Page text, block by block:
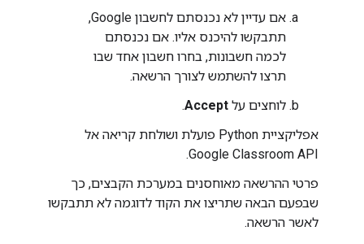
אם עדיין לא נכנסתם לחשבון Google,
תתבקשו להיכנס אליו. אם נכנסתם
לכמה חשבונות, בחרו חשבון אחד שבו
תרצו להשתמש לצורך הרשאה.
לוחצים על Accept
.
אפליקציית Python פועלת ושולחת קריאה אל
Google Classroom API.
פרטי ההרשאה מאוחסנים במערכת הקבצים, כך
שבפעם הבאה שתריצו את הקוד לדוגמה לא תתבקשו
לאשר הרשאה.